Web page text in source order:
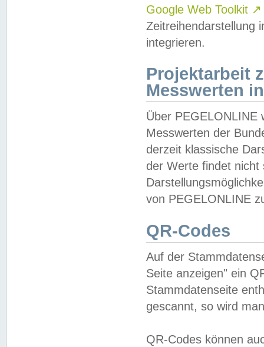
Google Web Toolkit ↗
Zeitreihendarstellung
integrieren.
Projektarbeit
Messwerten
Über PEGELONLINE
Messwerten der
derzeit klassische
der Werte findet
von PEGELONLINE
QR-Codes
Auf der
Seite anzeigen" ein
Stammdatenseite
gescannt, so wird
QR-Codes können